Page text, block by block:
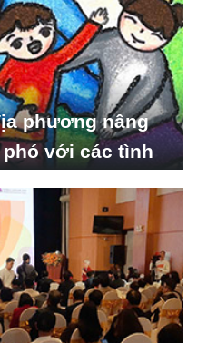
phương nâng
với các tình